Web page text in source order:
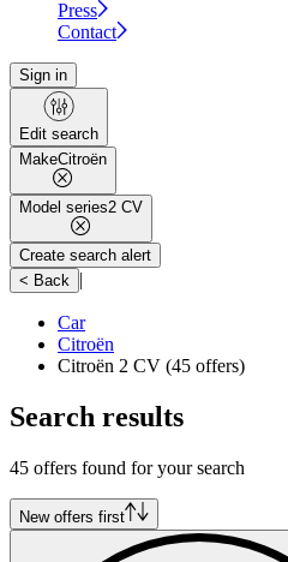
Press
Contact
Sign in
Edit search
MakeCitroën
Model series2 CV
Create search alert
< Back |
Car
Citroën
Citroën 2 CV (45 offers)
Search results
45 offers found for your search
New offers first